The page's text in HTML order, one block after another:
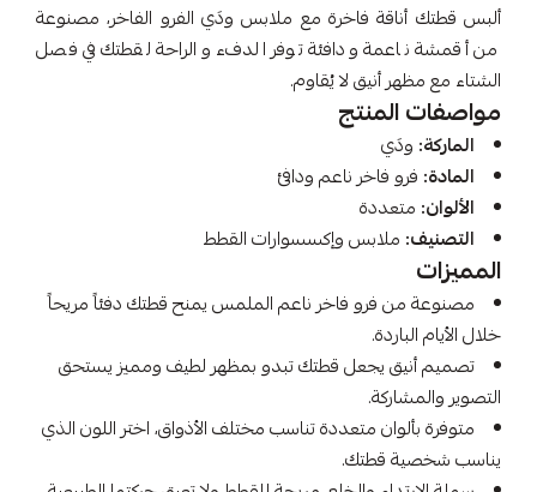
ألبس قطتك أناقة فاخرة مع ملابس ودَي الفرو الفاخر، مصنوعة
من أقمشة ناعمة ودافئة توفر الدفء والراحة لقطتك في فصل
الشتاء مع مظهر أنيق لا يُقاوم.
مواصفات المنتج
الماركة: ودَي
المادة: فرو فاخر ناعم ودافئ
الألوان: متعددة
التصنيف: ملابس وإكسسوارات القطط
المميزات
مصنوعة من فرو فاخر ناعم الملمس يمنح قطتك دفئاً مريحاً
خلال الأيام الباردة.
تصميم أنيق يجعل قطتك تبدو بمظهر لطيف ومميز يستحق
التصوير والمشاركة.
متوفرة بألوان متعددة تناسب مختلف الأذواق، اختر اللون الذي
يناسب شخصية قطتك.